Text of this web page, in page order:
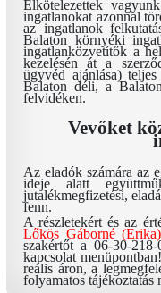
Elkötelezettek
ingatlanokat azonnal
az ingatlanok
Balaton környéki
ingatlanközvetítők a
kezelésén át a
ügyvéd ajánlása)
Balaton déli, a
felvidéken.
Vevőket
Az eladók számára az
ideje alatt
jutalékmegfizetési,
fenn.
A részletekért és az
Lőkös Gáborné (Erika)
szakértőt a 06-30-
kapcsolat
reális áron, a
folyamatos tájékoztatás